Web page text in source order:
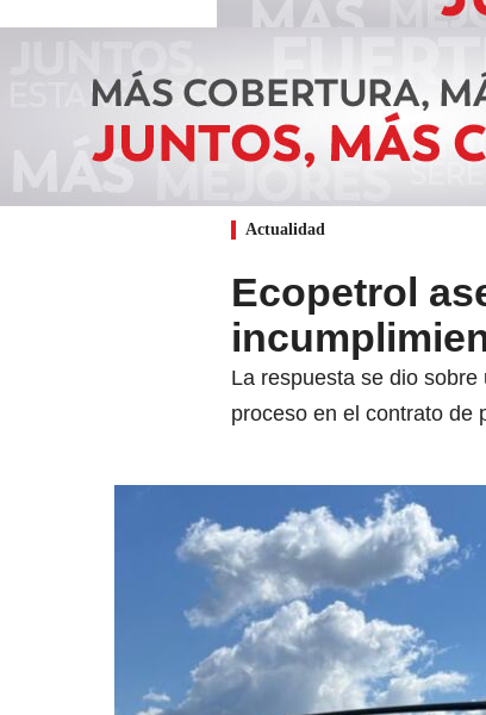
Actualidad
Ecopetrol
La respuesta se dio
proceso en el contrato de